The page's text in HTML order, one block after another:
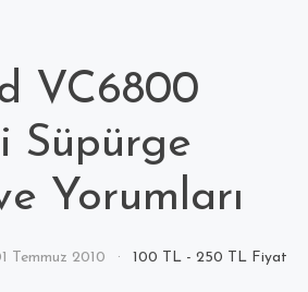
VC6800
Süpürge
Yorumları
Temmuz 2010
100 TL - 250 TL Fiyat